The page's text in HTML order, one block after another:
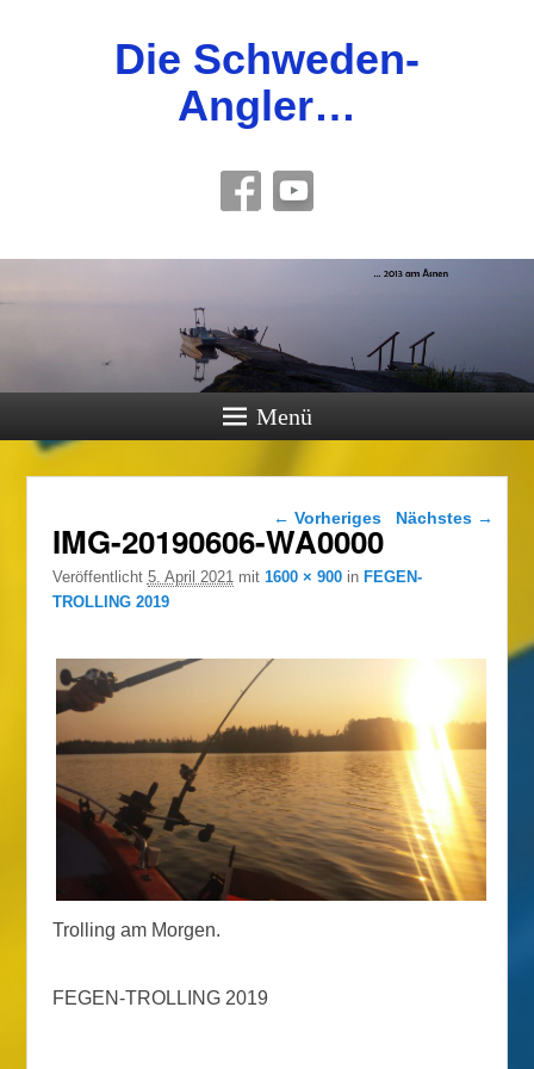
Die Schweden-
Angler…
Menü
Bilder-Navigation
← Vorheriges Nächstes →
IMG-20190606-WA0000
Veröffentlicht 5. April 2021mit 1600 × 900in FEGEN-
TROLLING 2019
Trolling am Morgen.
FEGEN-TROLLING 2019